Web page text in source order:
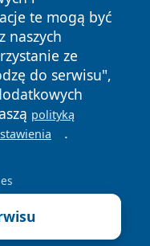
te mogą być
naszych
ze
do serwisu",
polityką
.
Polityka
Cookies